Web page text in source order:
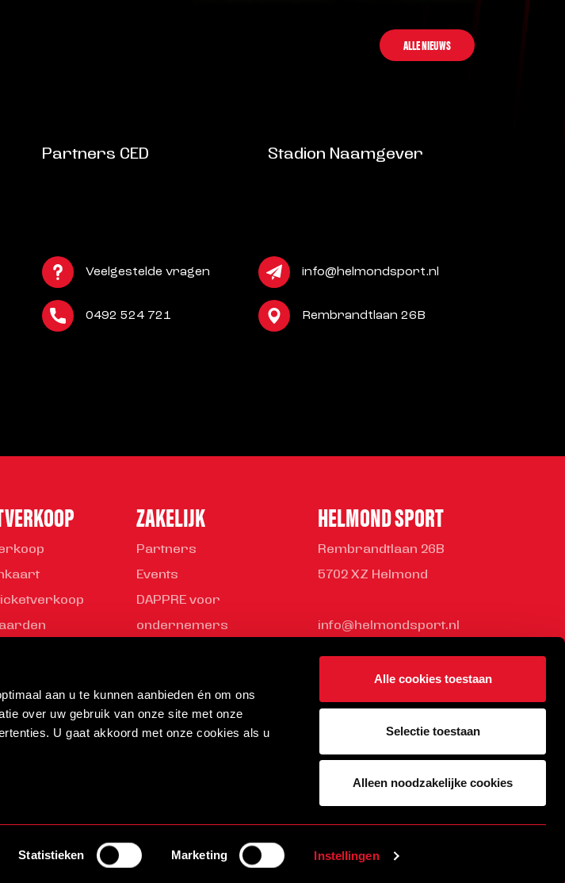
aan u te kunnen aanbieden én om ons
over uw gebruik van onze site met onze
U gaat akkoord met onze cookies als u
Statistieken Marketing Instellingen
Alle cookies toestaan
Selectie toestaan
Alleen noodzakelijke cookies
ALLE NIEUWS
Partners CED Stadion Naamgever
Veelgestelde vragen info@helmondsport.nl
0492 524 721 Rembrandtlaan 26B
ZAKELIJK
Partners
Events
DAPPRE voor
ondernemers
Helmond Sport
HELMOND SPORT
Rembrandtlaan 26B
5702 XZ Helmond
info@helmondsport.nl
statement
Website door Stay Awake